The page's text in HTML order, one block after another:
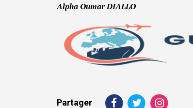
Alpha Oumar DIALLO
Partager